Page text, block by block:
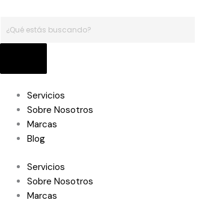
Servicios
Sobre Nosotros
Marcas
Blog
Servicios
Sobre Nosotros
Marcas